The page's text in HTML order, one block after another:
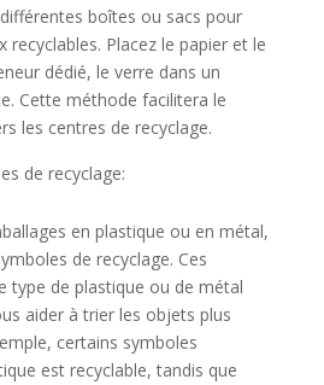
boîtes ou sacs pour
recyclables. Placez le papier et le
dédié, le verre dans un
Cette méthode facilitera le
les centres de recyclage.
de recyclage:
en plastique ou en métal,
de recyclage. Ces
type de plastique ou de métal
aider à trier les objets plus
certains symboles
est recyclable, tandis que